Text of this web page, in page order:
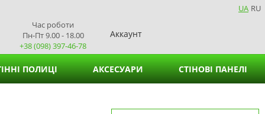
UA RU
Час роботи
Пн-Пт 9.00 - 18.00
+38 (098) 397-46-78
Аккаунт
ПОЛИЦІ АКСЕСУАРИ СТІНОВІ ПАНЕЛІ